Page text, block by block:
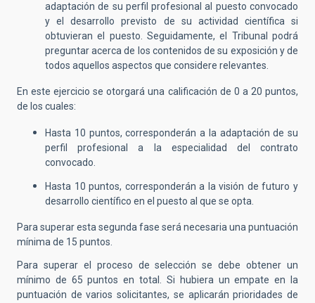
adaptación de su perfil profesional al puesto convocado
y el desarrollo previsto de su actividad científica si
obtuvieran el puesto. Seguidamente, el Tribunal podrá
preguntar acerca de los contenidos de su exposición y de
todos aquellos aspectos que considere relevantes.
En este ejercicio se otorgará una calificación de 0 a 20 puntos,
de los cuales:
Hasta 10 puntos, corresponderán a la adaptación de su
perfil profesional a la especialidad del contrato
convocado.
Hasta 10 puntos, corresponderán a la visión de futuro y
desarrollo científico en el puesto al que se opta.
Para superar esta segunda fase será necesaria una puntuación
mínima de 15 puntos.
Para superar el proceso de selección se debe obtener un
mínimo de 65 puntos en total. Si hubiera un empate en la
puntuación de varios solicitantes, se aplicarán prioridades de